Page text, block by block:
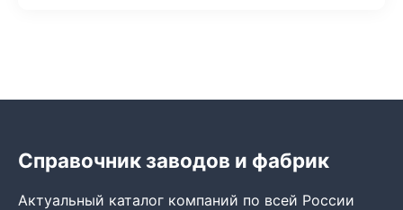
Справочник заводов и фабрик
Актуальный каталог компаний по всей России